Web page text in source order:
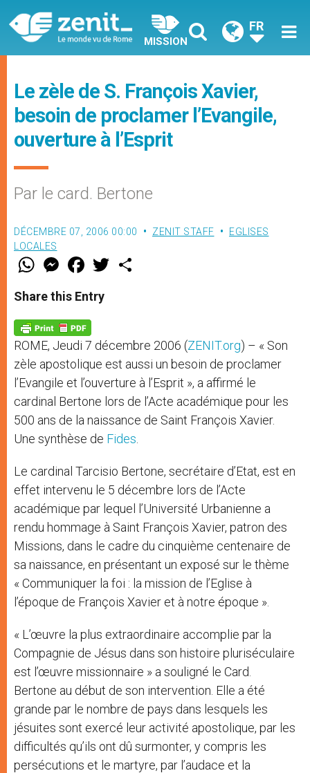
MISSION
FR
Le zèle de S. François Xavier,
besoin de proclamer l’Evangile,
ouverture à l’Esprit
Par le card. Bertone
DÉCEMBRE 07, 2006 00:00 ZENIT STAFF
EGLISES
LOCALES
W
t
s
p
p
M
e
s
e
g
e
r
F
a
e
b
o
k
w
Share this Entry
ROME, Jeudi 7 décembre 2006 (ZENIT.org) – « Son
zèle apostolique est aussi un besoin de proclamer
l’Evangile et l’ouverture à l’Esprit », a affirmé le
cardinal Bertone lors de l’Acte académique pour les
500 ans de la naissance de Saint François Xavier.
Une synthèse de Fides
Le cardinal Tarcisio Bertone, secrétaire d’Etat, est en
effet intervenu le 5 décembre lors de l’Acte
académique par lequel l’Université Urbanienne a
rendu hommage à Saint François Xavier, patron des
Missions, dans le cadre du cinquième centenaire de
sa naissance, en présentant un exposé sur le thème
« Communiquer la foi : la mission de l’Eglise à
l’époque de François Xavier et à notre époque ».
« L’œuvre la plus extraordinaire accomplie par la
Compagnie de Jésus dans son histoire pluriséculaire
est l’œuvre missionnaire » a souligné le Card.
Bertone au début de son intervention. Elle a été
grande par le nombre de pays dans lesquels les
jésuites sont exercé leur activité apostolique, par les
difficultés qu’ils ont dû surmonter, y compris les
persécutions et le martyre, par l’audace et la